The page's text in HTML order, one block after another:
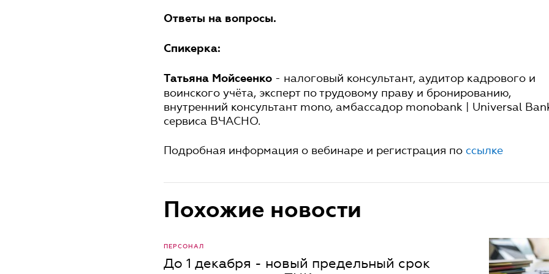
Ответы на вопросы.
Спикерка:
Татьяна Мойсеенко - налоговый консультант, аудитор кадрового и
воинского учёта, эксперт по трудовому праву и бронированию,
внутренний консультант mono, амбассадор monobank | Universal
сервиса ВЧАСНО.
Подробная информация о вебинаре и регистрация по ссылке
Похожие новости
ПЕРСОНАЛ
До 1 декабря - новый предельный срок